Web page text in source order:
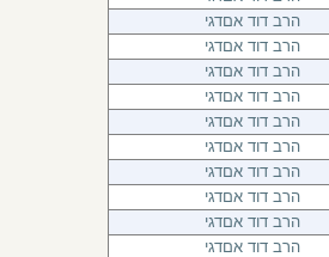
הרב דוד אםדגי
הרב דוד אםדגי
הרב דוד אםדגי
הרב דוד אםדגי
הרב דוד אםדגי
הרב דוד אםדגי
הרב דוד אםדגי
הרב דוד אםדגי
הרב דוד אםדגי
הרב דוד אםדגי